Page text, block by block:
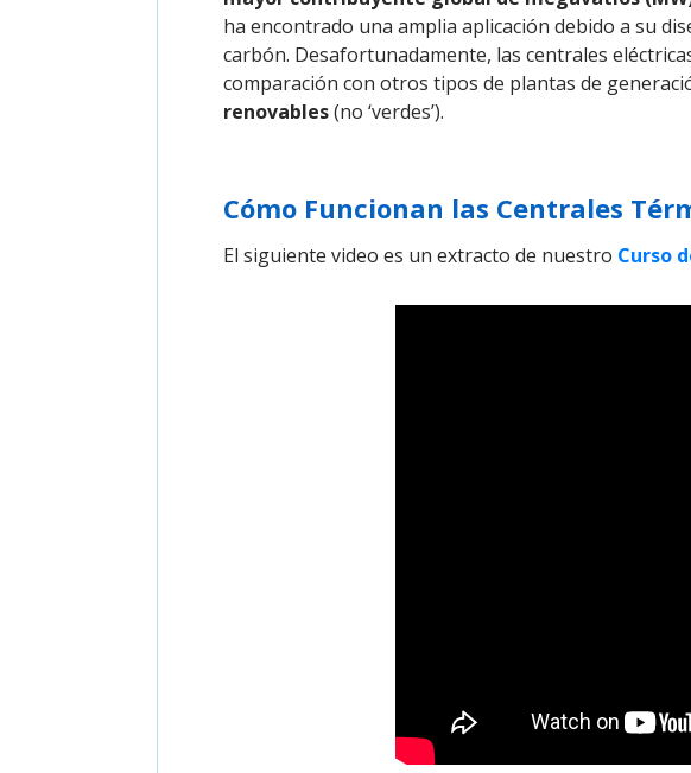
ha encontrado una amplia aplicación debido a su
carbón. Desafortunadamente, las centrales
comparación con otros tipos de plantas de
renovables(no ‘verdes’).
Cómo Funcionan las Centrales
El siguiente video es un extracto de nuestro Curso